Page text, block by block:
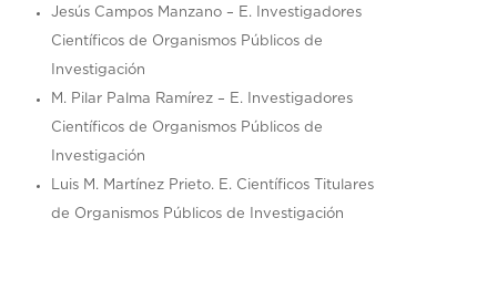
Jesús Campos Manzano – E. Investigadores
Científicos de Organismos Públicos de
Investigación
M. Pilar Palma Ramírez – E. Investigadores
Científicos de Organismos Públicos de
Investigación
Luis M. Martínez Prieto. E. Científicos Titulares
de Organismos Públicos de Investigación